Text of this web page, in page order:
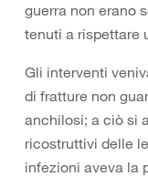
guerra non erano
tenuti a rispettare
Gli interventi
di fratture non
anchilosi; a ciò si
ricostruttivi delle
infezioni aveva la